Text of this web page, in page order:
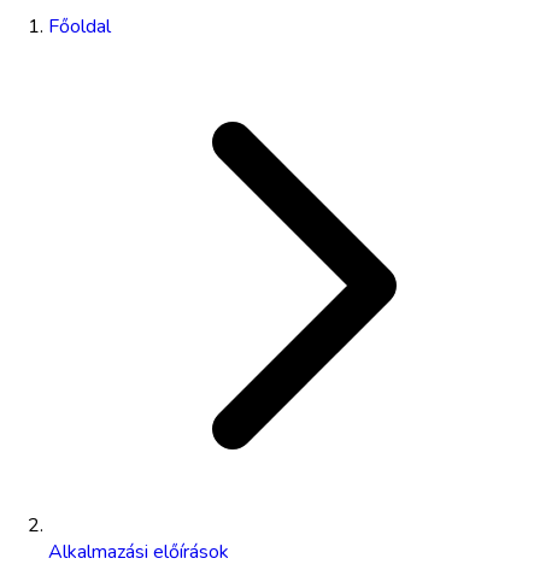
Főoldal
Alkalmazási előírások